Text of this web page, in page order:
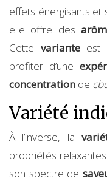
effets énergisants et
elle offre des
Cette varianteest
profiter d’une
concentration de
Variété
À l’inverse, la
propriétés
son spectre de